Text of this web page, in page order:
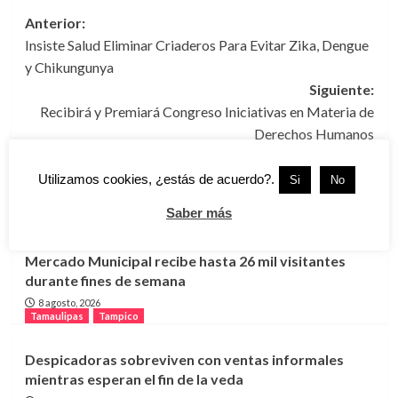
Navegación
de
entradas
Anterior:
Insiste Salud Eliminar Criaderos Para Evitar Zika, Dengue
y Chikungunya
Siguiente:
Recibirá y Premiará Congreso Iniciativas en Materia de
Derechos Humanos
Mercado Municipal recibe hasta 26 mil visitantes
durante fines de semana
8 agosto, 2026
Tamaulipas
Tampico
Despicadoras sobreviven con ventas informales
mientras esperan el fin de la veda
Utilizamos cookies, ¿estás de acuerdo?. Si No
Saber más